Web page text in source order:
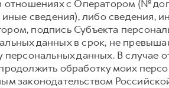
отношениях с Оператором (№
сведения), либо
подпись Субъекта
данных в срок, не
данных. В случае
обработку моих
законодательством